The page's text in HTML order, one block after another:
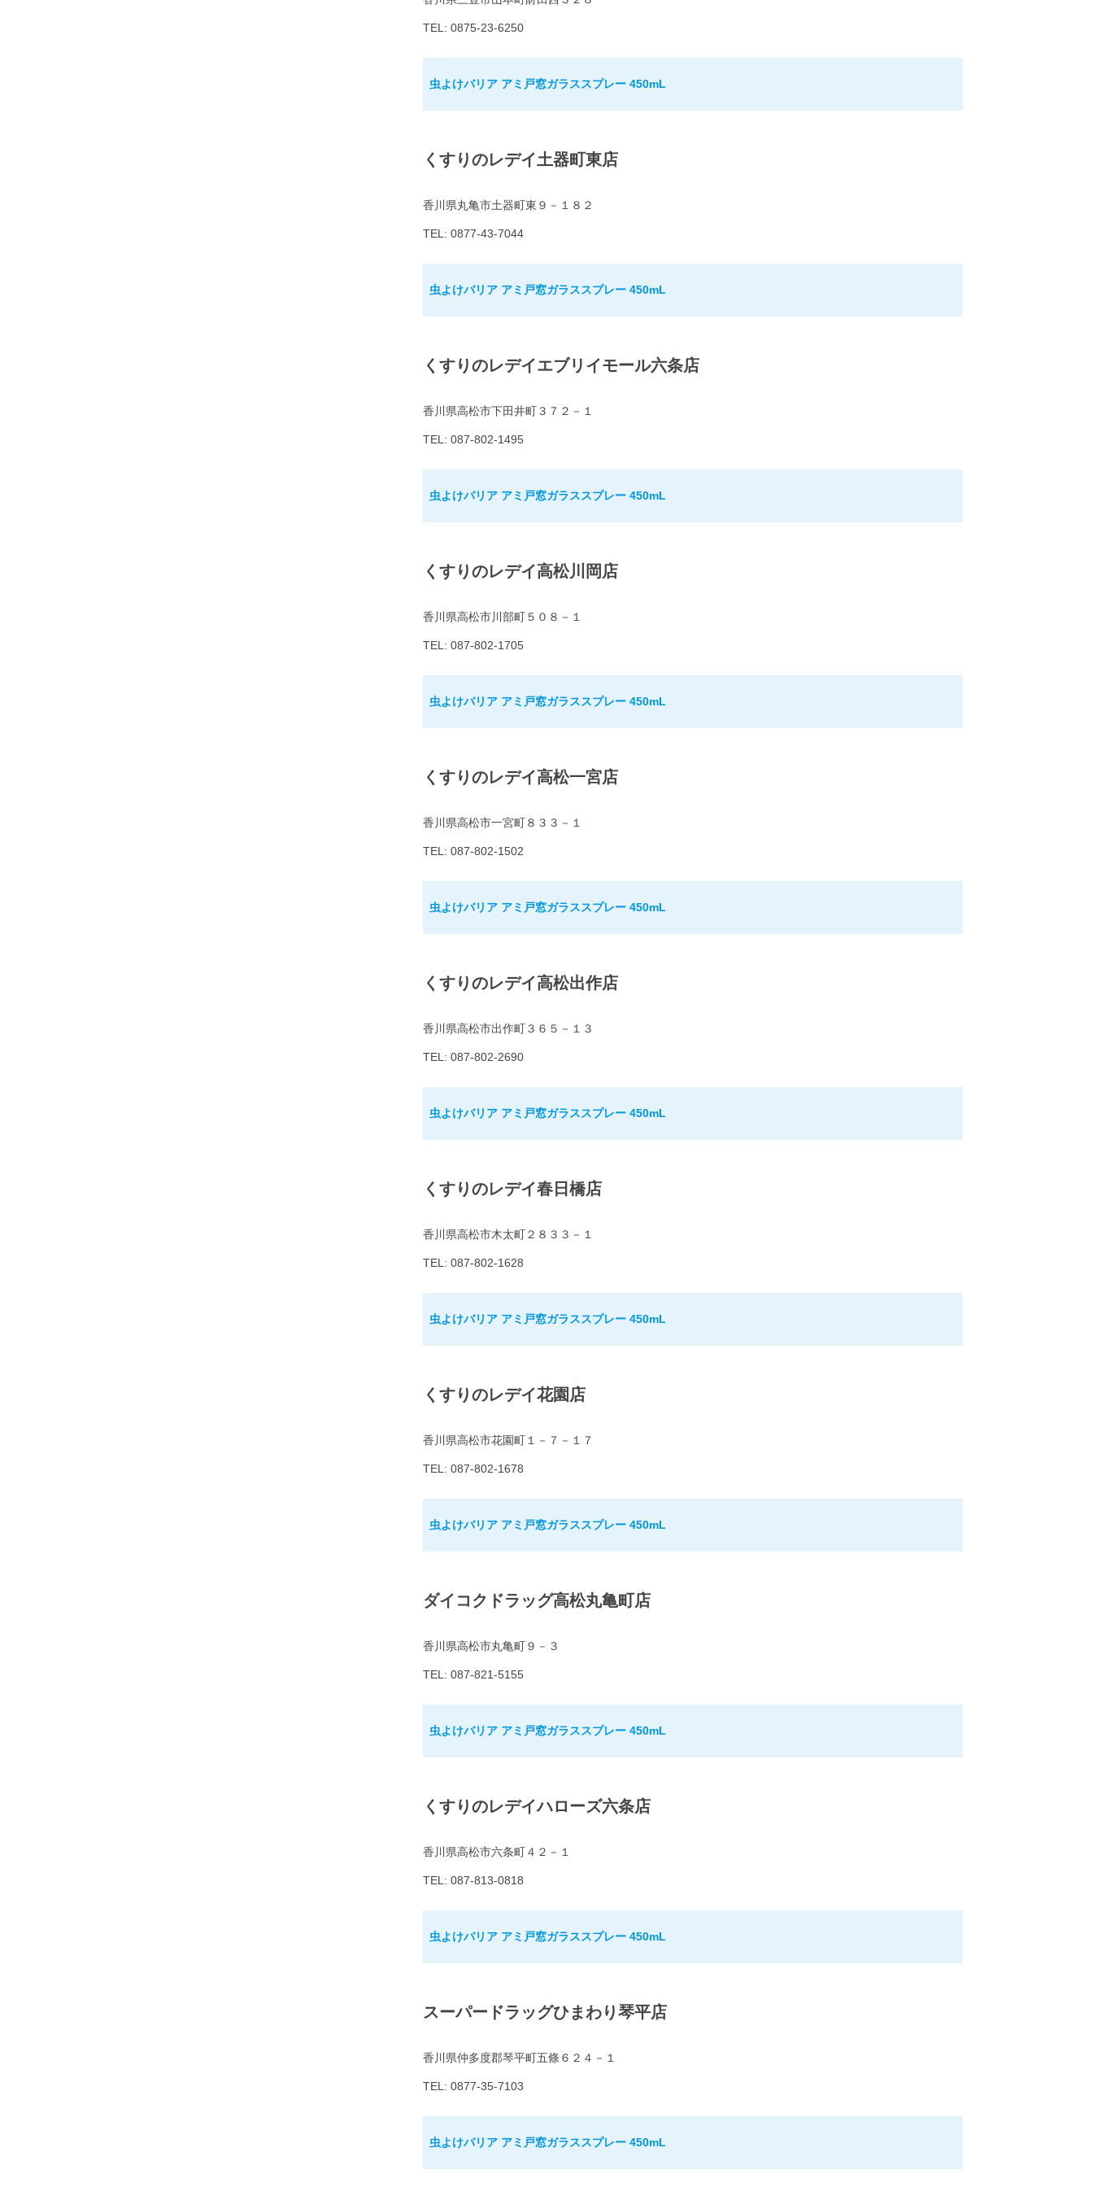
TEL: 0875-23-6250
虫よけバリア アミ戸窓ガラススプレー 450mL
くすりのレデイ土器町東店
香川県丸亀市土器町東９－１８２
TEL: 0877-43-7044
虫よけバリア アミ戸窓ガラススプレー 450mL
くすりのレデイエブリイモール六条店
香川県高松市下田井町３７２－１
TEL: 087-802-1495
虫よけバリア アミ戸窓ガラススプレー 450mL
くすりのレデイ高松川岡店
香川県高松市川部町５０８－１
TEL: 087-802-1705
虫よけバリア アミ戸窓ガラススプレー 450mL
くすりのレデイ高松一宮店
香川県高松市一宮町８３３－１
TEL: 087-802-1502
虫よけバリア アミ戸窓ガラススプレー 450mL
くすりのレデイ高松出作店
香川県高松市出作町３６５－１３
TEL: 087-802-2690
虫よけバリア アミ戸窓ガラススプレー 450mL
くすりのレデイ春日橋店
香川県高松市木太町２８３３－１
TEL: 087-802-1628
虫よけバリア アミ戸窓ガラススプレー 450mL
くすりのレデイ花園店
香川県高松市花園町１－７－１７
TEL: 087-802-1678
虫よけバリア アミ戸窓ガラススプレー 450mL
ダイコクドラッグ高松丸亀町店
香川県高松市丸亀町９－３
TEL: 087-821-5155
虫よけバリア アミ戸窓ガラススプレー 450mL
くすりのレデイハローズ六条店
香川県高松市六条町４２－１
TEL: 087-813-0818
虫よけバリア アミ戸窓ガラススプレー 450mL
スーパードラッグひまわり琴平店
香川県仲多度郡琴平町五條６２４－１
TEL: 0877-35-7103
虫よけバリア アミ戸窓ガラススプレー 450mL